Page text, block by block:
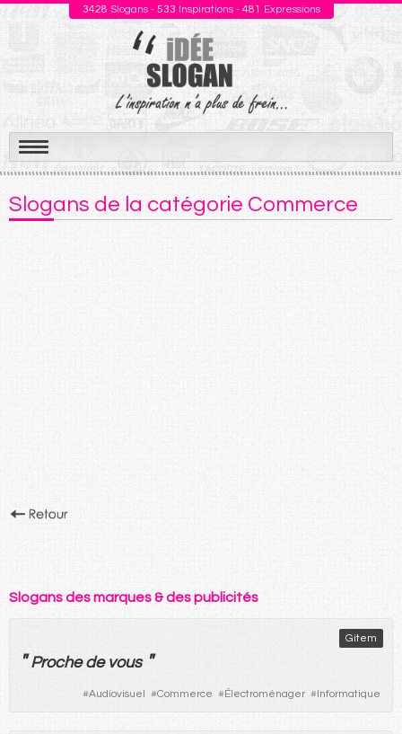
3428 Slogans - 533 Inspirations - 481 Expressions
Aller
au
contenu
Slogans de la catégorie Commerce
Slogans des marques & des publicités
Gitem
" Proche de vous "
#Audiovisuel #Commerce #Électroménager #Informatique